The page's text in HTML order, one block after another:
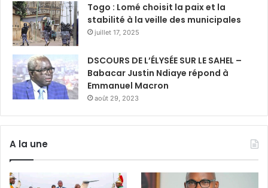
Togo : Lomé choisit la paix et la
stabilité à la veille des municipales
juillet 17, 2025
DSCOURS DE L’ÉLYSÉE SUR LE SAHEL –
Babacar Justin Ndiaye répond à
Emmanuel Macron
août 29, 2023
A la une